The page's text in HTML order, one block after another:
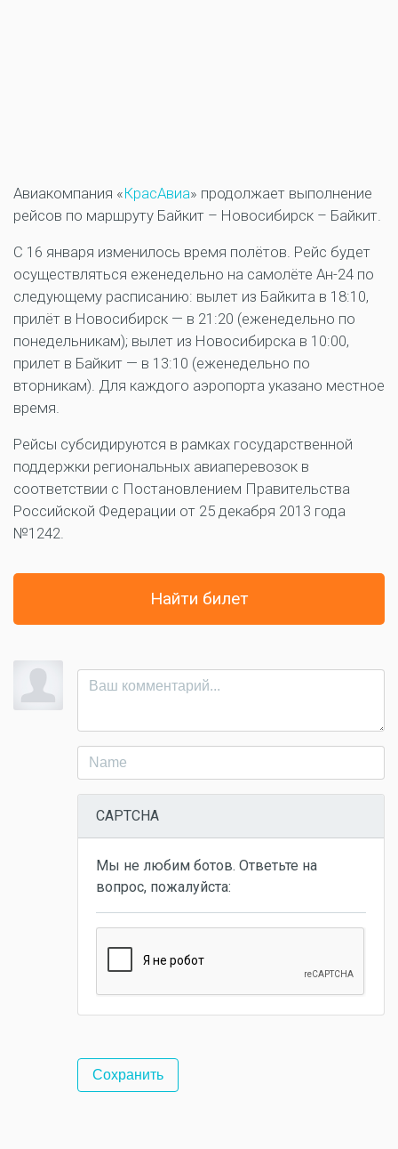
Авиакомпания «КрасАвиа» продолжает выполнение
рейсов по маршруту Байкит – Новосибирск – Байкит.
С 16 января изменилось время полётов. Рейс будет
осуществляться еженедельно на самолёте Ан-24 по
следующему расписанию: вылет из Байкита в 18:10,
прилёт в Новосибирск — в 21:20 (еженедельно по
понедельникам); вылет из Новосибирска в 10:00,
прилет в Байкит — в 13:10 (еженедельно по
вторникам). Для каждого аэропорта указано местное
время.
Рейсы субсидируются в рамках государственной
поддержки региональных авиаперевозок в
соответствии с Постановлением Правительства
Российской Федерации от 25 декабря 2013 года
№1242.
Найти билет
CAPTCHA
Мы не любим ботов. Ответьте на
вопрос, пожалуйста: